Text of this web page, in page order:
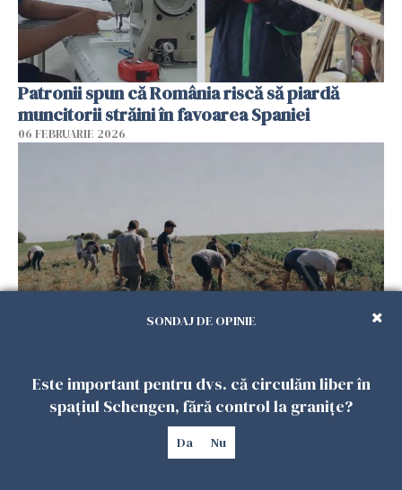
Patronii spun că România riscă să piardă
muncitorii străini în favoarea Spaniei
06 FEBRUARIE 2026
în Spania: 17 arestări în urma unui raid al
poliției
04 FEBRUARIE 2026
SONDAJ DE OPINIE
Este important pentru dvs. că circulăm liber în
spațiul Schengen, fără control la granițe?
Da Nu